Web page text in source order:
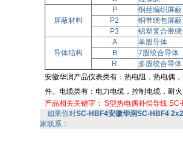
屏蔽材料
P
铜丝编织屏蔽
P2
铜带绕包屏蔽
P3
铝塑复合带
导体结构
A
单股导体
B
7股绞合导体
R
多股绞合导体
安徽华润产品仪表类有：热电阻，热电偶
件。电缆类有：电力电缆，控制电缆，耐
产品相关关键字： S型热电偶补偿导线
如果你对SC-HBF4安徽华润SC-HBF4
家联系：